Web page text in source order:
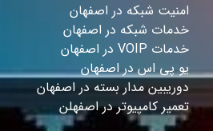
امنیت شبکه در اصفهان
خدمات شبکه در اصفهان
خدمات VOIP در اصفهان
یو پی اس در اصفهان
دوریبین مدار بسته در اصفهان
تعمیر کامپیوتر در اصفهلن